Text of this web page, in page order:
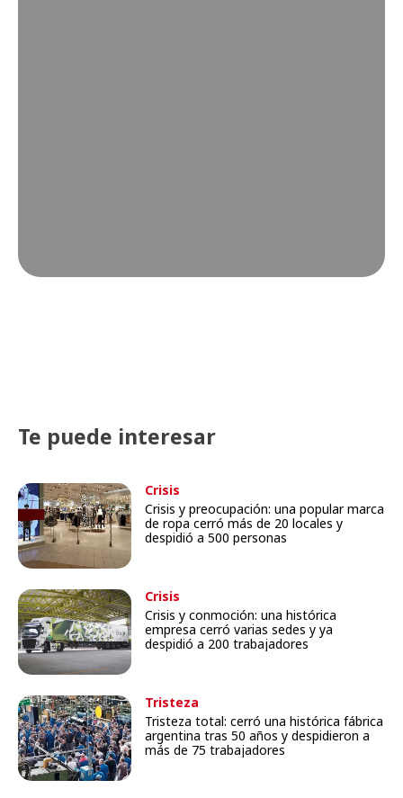
Te puede interesar
Crisis
Crisis y preocupación: una popular marca
de ropa cerró más de 20 locales y
despidió a 500 personas
Crisis
Crisis y conmoción: una histórica
empresa cerró varias sedes y ya
despidió a 200 trabajadores
Tristeza
Tristeza total: cerró una histórica fábrica
argentina tras 50 años y despidieron a
más de 75 trabajadores